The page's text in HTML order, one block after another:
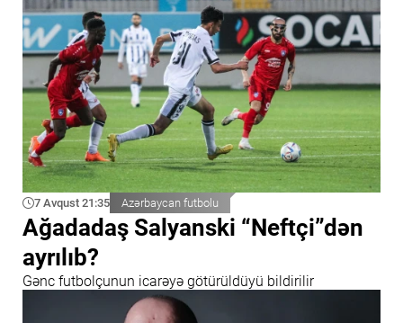
7 Avqust 21:35 Azərbaycan futbolu
Ağadadaş Salyanski “Neftçi”dən
ayrılıb?
Gənc futbolçunun icarəyə götürüldüyü bildirilir